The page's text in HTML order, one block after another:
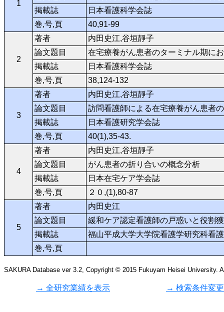
1
掲載誌
日本看護科学会誌
巻,号,頁
40,91-99
2
著者
内田史江,谷垣靜子
論文題目
在宅療養がん患者のターミナル期に
掲載誌
日本看護科学会誌
巻,号,頁
38,124-132
3
著者
内田史江,谷垣靜子
論文題目
訪問看護師による在宅療養がん患者
掲載誌
日本看護研究学会誌
巻,号,頁
40(1),35-43.
4
著者
内田史江,谷垣靜子
論文題目
がん患者の折り合いの概念分析
掲載誌
日本在宅ケア学会誌
巻,号,頁
２０,(1),80-87
5
著者
内田史江
論文題目
緩和ケア認定看護師の戸惑いと役割
掲載誌
福山平成大学大学院看護学研究科看
巻,号,頁
SAKURA Database ver 3.2, Copyright © 2015 Fukuyam Heisei University.
→ 全研究業績を表示 → 検索条件変更